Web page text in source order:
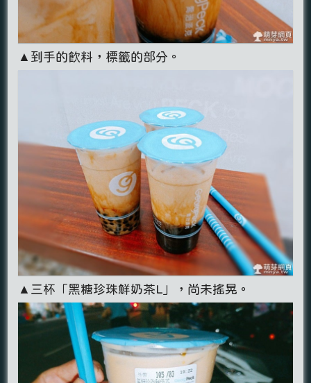
▲到手的飲料，標籤的部分。
▲三杯「黑糖珍珠鮮奶茶L」，尚未搖晃。